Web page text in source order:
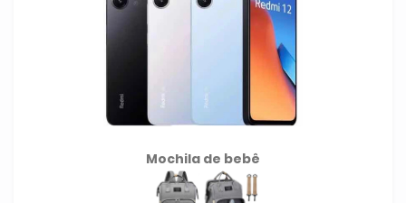
Mochila de bebê